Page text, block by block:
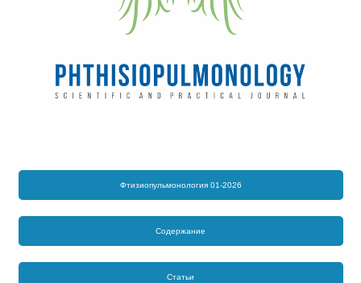
Фтизиопульмонология 01-2026
Содержание
Статьи